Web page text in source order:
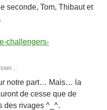
seconde, Tom, Thibaut et
notre part… Mais… la
de cesse que de
des rivages ^_^.